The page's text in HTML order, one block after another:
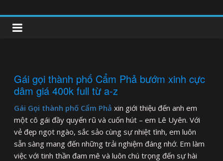
to
content
clipnonglive.com
Gái gọi thành phố Cẩm Phả bướm xinh cực
dâm giá 400k full từ a-z
Gái Gọi thành phố Cẩm Phả xin giới thiệu đến anh em
một cô gái đầy quyến rũ và cuốn hút – em Lê Uyên. Với
vẻ đẹp ngọt ngào, sắc sảo cùng sự nhiệt tình, em luôn
sẵn sàng mang đến những trải nghiệm đáng nhớ. Em làm
việc với tinh thần đam mê và luôn chú trọng đến sự hài